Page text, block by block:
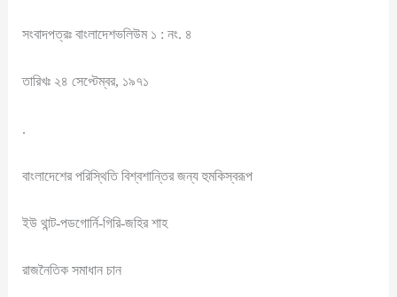
সংবাদপত্রঃ বাংলাদেশভলিউম ১ : নং. ৪
তারিখঃ ২৪ সেপ্টেম্বর, ১৯৭১
.
বাংলাদেশের পরিস্থিতি বিশ্বশান্তির জন্য হুমকিস্বরূপ
ইউ থান্ট-পডগোর্নি-গিরি-জহির শাহ
রাজনৈতিক সমাধান চান